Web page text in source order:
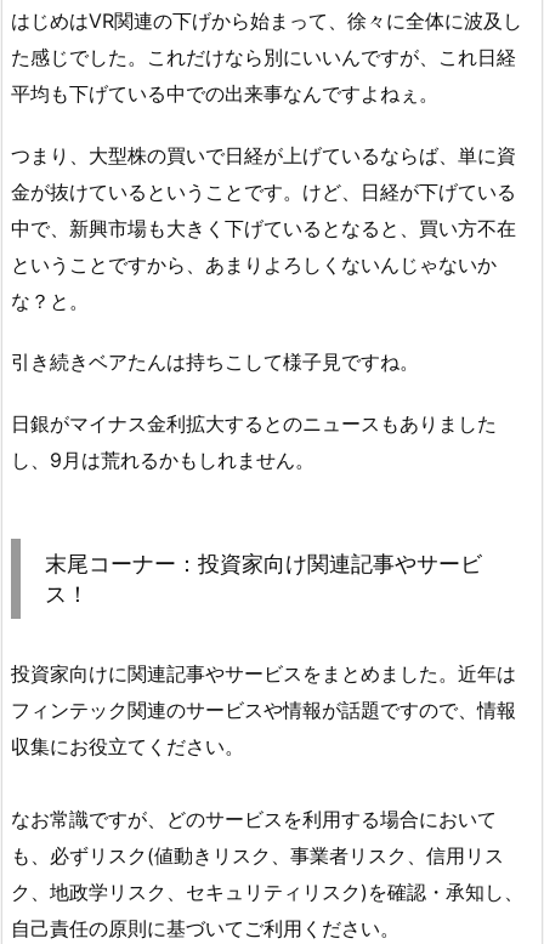
はじめはVR関連の下げから始まって、徐々に全体に波及し
た感じでした。これだけなら別にいいんですが、これ日経
平均も下げている中での出来事なんですよねぇ。
つまり、大型株の買いで日経が上げているならば、単に資
金が抜けているということです。けど、日経が下げている
中で、新興市場も大きく下げているとなると、買い方不在
ということですから、あまりよろしくないんじゃないか
な？と。
引き続きベアたんは持ちこして様子見ですね。
日銀がマイナス金利拡大するとのニュースもありました
し、9月は荒れるかもしれません。
末尾コーナー：投資家向け関連記事やサービ
ス！
投資家向けに関連記事やサービスをまとめました。近年は
フィンテック関連のサービスや情報が話題ですので、情報
収集にお役立てください。
なお常識ですが、どのサービスを利用する場合において
も、必ずリスク(値動きリスク、事業者リスク、信用リス
ク、地政学リスク、セキュリティリスク)を確認・承知し、
自己責任の原則に基づいてご利用ください。